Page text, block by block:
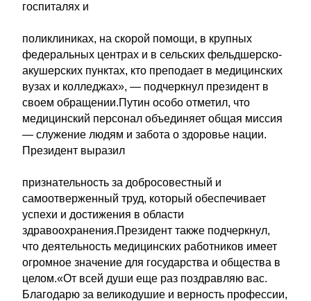
госпиталях и
поликлиниках, на скорой помощи, в крупных
федеральных центрах и в сельских фельдшерско-
акушерских пунктах, кто преподает в медицинских
вузах и колледжах», — подчеркнул президент в
своем обращении.Путин особо отметил, что
медицинский персонал объединяет общая миссия
— служение людям и забота о здоровье нации.
Президент выразил
признательность за добросовестный и
самоотверженный труд, который обеспечивает
успехи и достижения в области
здравоохранения.Президент также подчеркнул,
что деятельность медицинских работников имеет
огромное значение для государства и общества в
целом.«От всей души еще раз поздравляю вас.
Благодарю за великодушие и верность профессии,